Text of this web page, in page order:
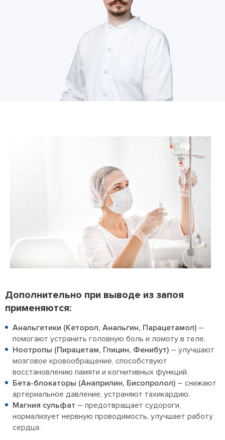
Дополнительно при выводе из запоя
применяются:
Анальгетики (Кеторол, Анальгин, Парацетамол) –
помогают устранить головную боль и ломоту в теле.
Ноотропы (Пирацетам, Глицин, Фенибут) – улучшают
мозговое кровообращение, способствуют
восстановлению памяти и когнитивных функций.
Бета-блокаторы (Анаприлин, Бисопролол) – снижают
артериальное давление, устраняют тахикардию.
Магния сульфат – предотвращает судороги,
нормализует нервную проводимость, улучшает работу
сердца.